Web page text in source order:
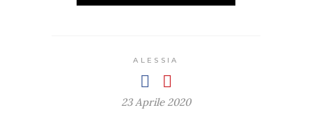
ALESSIA
23 Aprile 2020